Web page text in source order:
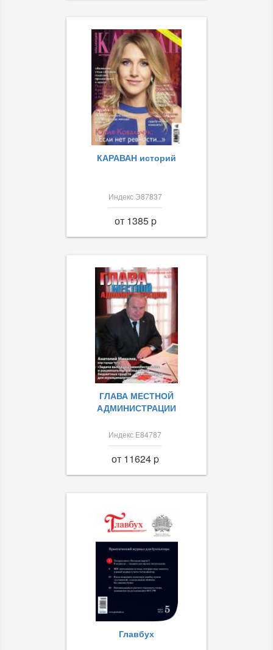
КАРАВАН историй
Индекс Э87837
от 1385 p
ГЛАВА МЕСТНОЙ
АДМИНИСТРАЦИИ
Индекс Е84787
от 11624 p
Главбух